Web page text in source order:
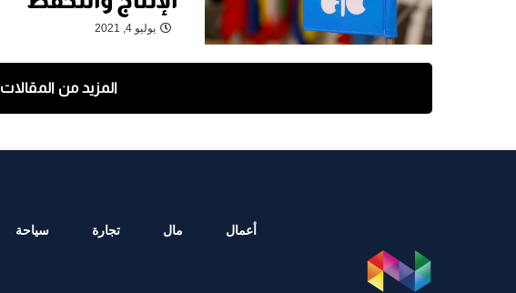
يوليو 4, 2021
المزيد من المقالات
أعمال مال تجارة سياحة